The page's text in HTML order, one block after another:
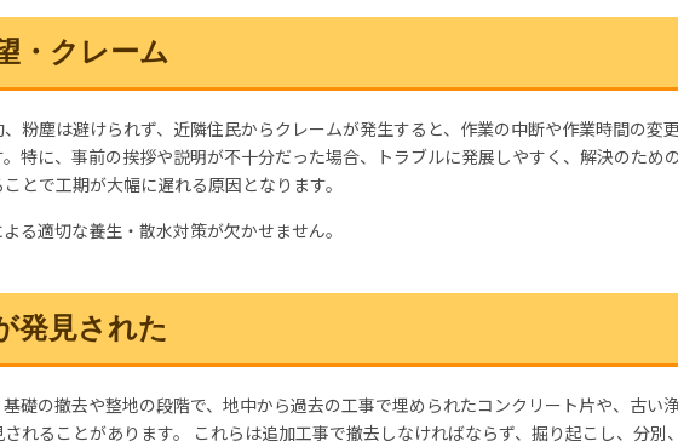
・クレーム
粉塵は避けられず、近隣住民からクレームが発生すると、作業の中断や作業時間の変
特に、事前の挨拶や説明が不十分だった場合、トラブルに発展しやすく、解決のための
とで工期が大幅に遅れる原因となります。
る適切な養生・散水対策が欠かせません。
発見された
礎の撤去や整地の段階で、地中から過去の工事で埋められたコンクリート片や、古い
れることがあります。 これらは追加工事で撤去しなければならず、掘り起こし、分別、